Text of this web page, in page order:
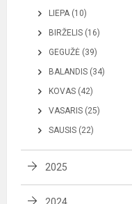
LIEPA (10)
BIRŽELIS (16)
GEGUŽĖ (39)
BALANDIS (34)
KOVAS (42)
VASARIS (25)
SAUSIS (22)
2025
2024